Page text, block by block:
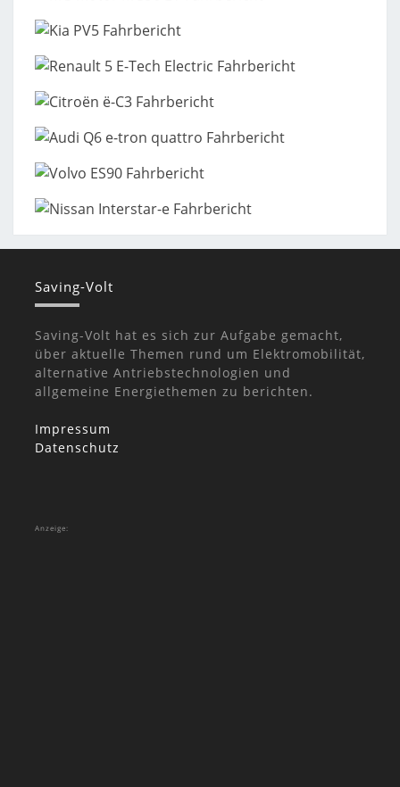
Saving-Volt
Saving-Volt hat es sich zur Aufgabe gemacht,
über aktuelle Themen rund um Elektromobilität,
alternative Antriebstechnologien und
allgemeine Energiethemen zu berichten.
Impressum
Datenschutz
Anzeige: